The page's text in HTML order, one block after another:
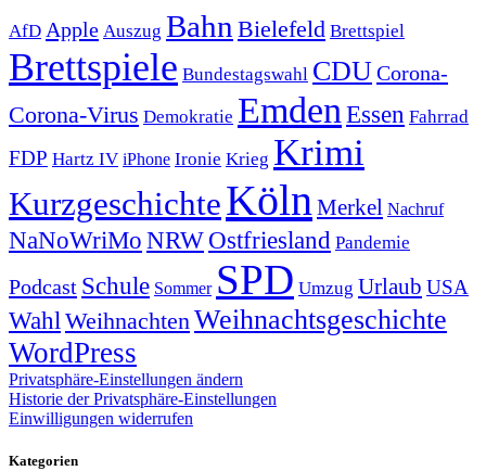
AfD Apple Auszug Bahn Bielefeld Brettspiel
Brettspiele Bundestagswahl CDUCorona-
Corona-Virus Demokratie Emden Essen Fahrrad
FDP Hartz IV iPhone Ironie Krieg Krimi
KurzgeschichteKölnMerkel Nachruf
NaNoWriMo NRWOstfriesland Pandemie
Podcast Schule Sommer SPD Umzug Urlaub USA
Wahl WeihnachtenWeihnachtsgeschichte
WordPress
Privatsphäre-Einstellungen ändern
Historie der Privatsphäre-Einstellungen
Einwilligungen widerrufen
Kategorien